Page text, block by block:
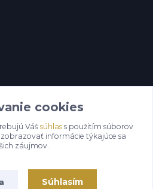
cookies
Váš súhlass použitím súborov
informácie týkajúce sa
záujmov.
Súhlasím